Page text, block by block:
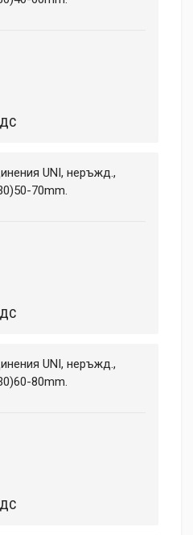
UNI, неръжд.,
70mm.
UNI, неръжд.,
80mm.